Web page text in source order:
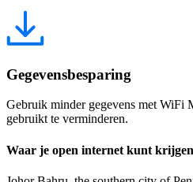
Gegevensbesparing
Gebruik minder gegevens met WiFi
gebruikt te verminderen.
Waar je open internet kunt